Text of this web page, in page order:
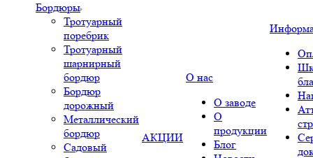
Бордюры
Тротуарный
поребрик
Тротуарный
шарнирный
бордюр
Бордюр
дорожный
Металлический
бордюр
Садовый
АКЦИИ
О нас
О заводе
О
продукции
Блог